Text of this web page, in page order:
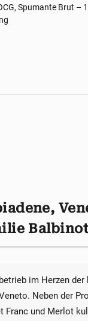
Spumante Brut –
im Herzen der
Neben der
Franc und Merlot